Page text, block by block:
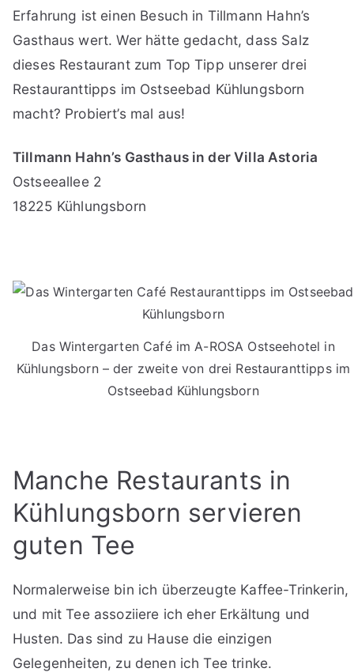
Erfahrung ist einen Besuch in Tillmann Hahn’s
Gasthaus wert. Wer hätte gedacht, dass Salz
dieses Restaurant zum Top Tipp unserer drei
Restauranttipps im Ostseebad Kühlungsborn
macht? Probiert’s mal aus!
Tillmann Hahn’s Gasthaus in der Villa Astoria
Ostseeallee 2
18225 Kühlungsborn
Das Wintergarten Café im A-ROSA Ostseehotel in
Kühlungsborn – der zweite von drei Restauranttipps im
Ostseebad Kühlungsborn
Manche Restaurants in
Kühlungsborn servieren
guten Tee
Normalerweise bin ich überzeugte Kaffee-Trinkerin,
und mit Tee assoziiere ich eher Erkältung und
Husten. Das sind zu Hause die einzigen
Gelegenheiten, zu denen ich Tee trinke.